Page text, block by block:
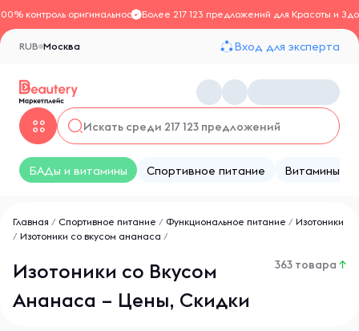
контроль оригинальностиБолее 217 123 предложений для Красоты и
Москва
RUB Вход для эксперта
БАДы и витамины Спортивное питание Витамины
Главная / Спортивное питание / Функциональное питание / Изотоники
/ Изотоники со вкусом ананаса /
Изотоники со Вкусом
Ананаса – Цены, Скидки
363 товара ↑